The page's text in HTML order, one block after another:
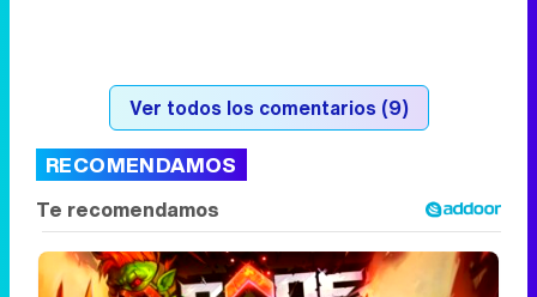
Ver todos los comentarios (9)
RECOMENDAMOS